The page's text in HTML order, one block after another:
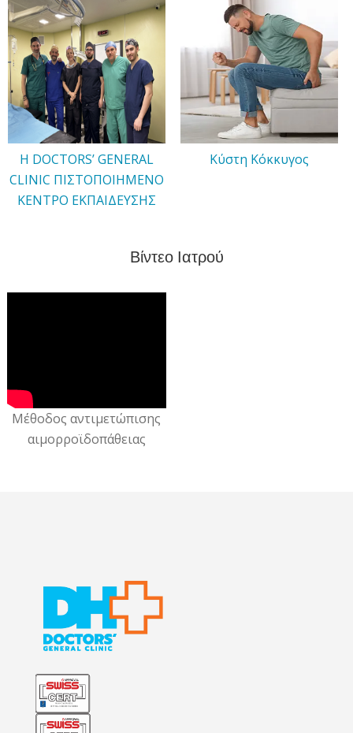
H DOCTORS’ GENERAL
CLINIC ΠΙΣΤΟΠΟΙΗΜΕΝΟ
ΚΕΝΤΡΟ ΕΚΠΑΙΔΕΥΣΗΣ
Κύστη Κόκκυγος
Βίντεο Ιατρού
Μέθοδος αντιμετώπισης
αιμορροϊδοπάθειας